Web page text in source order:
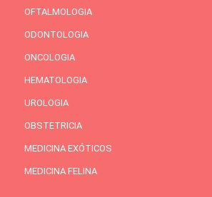
OFTALMOLOGIA
ODONTOLOGIA
ONCOLOGIA
HEMATOLOGIA
UROLOGIA
OBSTETRICIA
MEDICINA EXÓTICOS
MEDICINA FELINA